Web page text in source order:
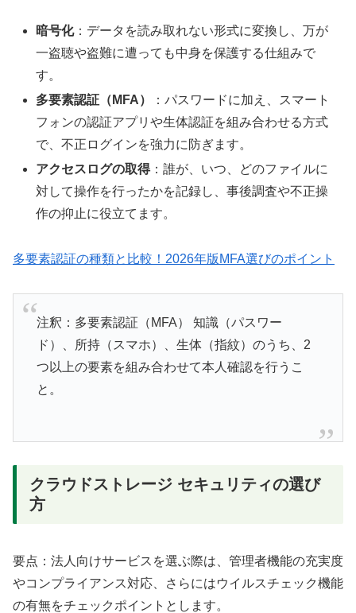
暗号化：データを読み取れない形式に変換し、万が
一盗聴や盗難に遭っても中身を保護する仕組みで
す。
多要素認証（MFA）
：パスワードに加え、スマート
フォンの認証アプリや生体認証を組み合わせる方式
で、不正ログインを強力に防ぎます。
アクセスログの取得：誰が、いつ、どのファイルに
対して操作を行ったかを記録し、事後調査や不正操
作の抑止に役立てます。
多要素認証の種類と比較！2026年版MFA選びのポイント
注釈：多要素認証（MFA） 知識（パスワー
ド）、所持（スマホ）、生体（指紋）のうち、2
つ以上の要素を組み合わせて本人確認を行うこ
と。
クラウドストレージ セキュリティの選び
方
要点：法人向けサービスを選ぶ際は、管理者機能の充実度
やコンプライアンス対応、さらにはウイルスチェック機能
の有無をチェックポイントとします。